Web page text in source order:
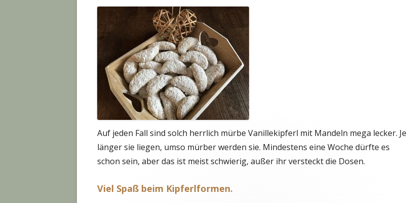
Auf jeden Fall sind solch herrlich mürbe Vanillekipferl mit Mandeln mega lecker. Je
länger sie liegen, umso mürber werden sie. Mindestens eine Woche dürfte es
schon sein, aber das ist meist schwierig, außer ihr versteckt die Dosen.
Viel Spaß beim Kipferlformen.